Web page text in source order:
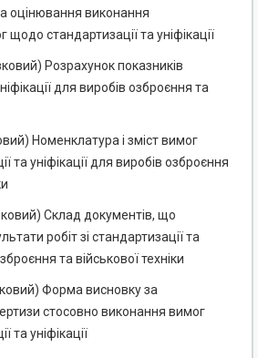
оцінювання виконання
стандартизації та уніфікації
Розрахунок показників
для виробів озброєння та
Номенклатура і зміст вимог
та уніфікації для виробів озброєння
Склад документів, що
робіт зі стандартизації та
та військової техніки
Форма висновку за
стосовно виконання вимог
та уніфікації